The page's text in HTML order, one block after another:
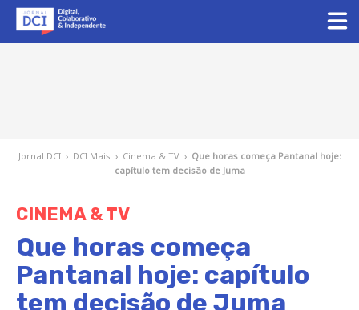
Jornal DCI › DCI Mais › Cinema & TV › Que horas começa Pantanal hoje:
capítulo tem decisão de Juma
CINEMA & TV
Que horas começa
Pantanal hoje: capítulo
tem decisão de Juma